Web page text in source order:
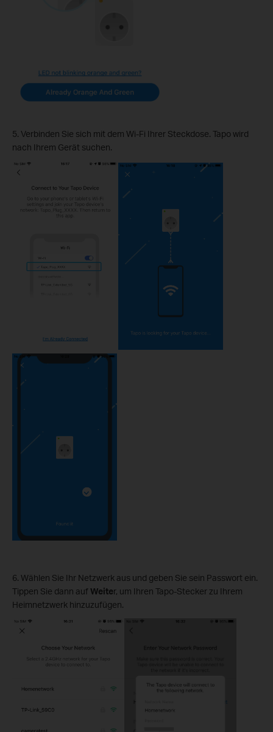
5. Verbinden Sie sich mit dem Wi-Fi Ihrer Steckdose. Tapo wird
nach Ihrem Gerät suchen.
6. Wählen Sie Ihr Netzwerk aus und geben Sie sein Passwort ein.
Tippen Sie dann aufWeiter, um Ihren Tapo-Stecker zu Ihrem
Heimnetzwerk hinzuzufügen.